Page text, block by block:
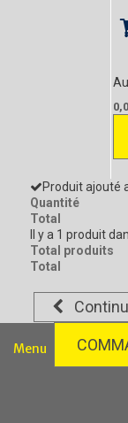
Produit ajouté
Quantité
Total
Il y a 1 produit
Total produits
Total
Menu